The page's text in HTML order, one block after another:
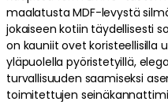
maalatusta MDF-levystä
jokaiseen kotiin täydellisesti
on kauniit ovet koristeellisilla
yläpuolella pyöristetyillä,
turvallisuuden saamiseksi
toimitettujen